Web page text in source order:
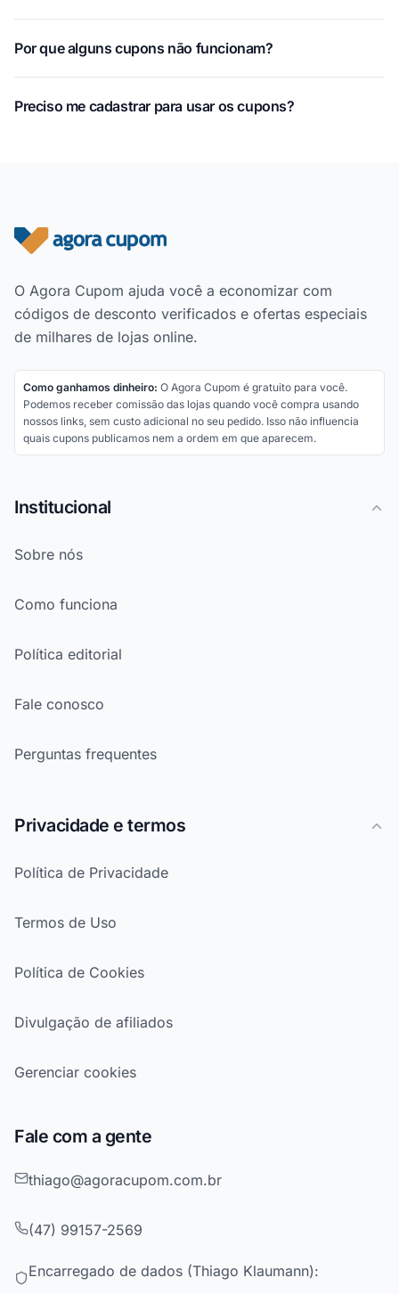
Por que alguns cupons não funcionam?
Preciso me cadastrar para usar os cupons?
Rodapé do site
O Agora Cupom ajuda você a economizar com
códigos de desconto verificados e ofertas especiais
de milhares de lojas online.
Como ganhamos dinheiro: O Agora Cupom é gratuito para você.
Podemos receber comissão das lojas quando você compra usando
nossos links, sem custo adicional no seu pedido. Isso não influencia
quais cupons publicamos nem a ordem em que aparecem.
Institucional
Sobre nós
Como funciona
Política editorial
Fale conosco
Perguntas frequentes
Privacidade e termos
Política de Privacidade
Termos de Uso
Política de Cookies
Divulgação de afiliados
Gerenciar cookies
Fale com a gente
thiago@agoracupom.com.br
(47) 99157-2569
Encarregado de dados (Thiago Klaumann):